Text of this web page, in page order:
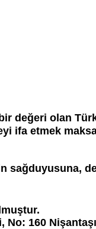
bir değeri olan
ifa etmek
sağduyusuna,
160